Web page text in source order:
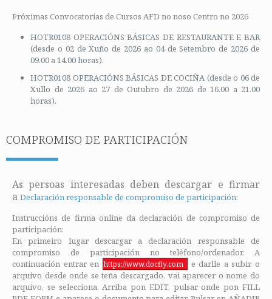
Próximas Convocatorias de Cursos AFD no noso Centro no 2026
HOTR0108 OPERACIÓNS BÁSICAS DE RESTAURANTE E BAR
(desde o 02 de Xuño de 2026 ao 04 de Setembro de 2026 de
09.00 a 14.00 horas).
HOTR0108 OPERACIÓNS BÁSICAS DE COCIÑA (desde o 06 de
Xullo de 2026 ao 27 de Outubro de 2026 de 16.00 a 21.00
horas).
COMPROMISO DE PARTICIPACIÓN
As persoas interesadas deben descargar e firmar
a Declaración responsable de compromiso de participación:
Instruccións de firma online da declaración de compromiso de
participación:
En primeiro lugar descargar a declaración responsable de
compromiso de participación no teléfono/ordenador. A
continuación entrar en https://www.docfly.com
e darlle a subir o
arquivo desde onde se teña descargado, vai aparecer o nome do
arquivo, se selecciona. Arriba pon EDIT, pulsar onde pon FILL